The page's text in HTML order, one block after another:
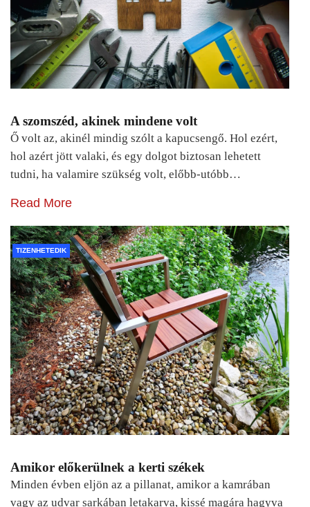
A szomszéd, akinek mindene volt
Ő volt az, akinél mindig szólt a kapucsengő. Hol ezért,
hol azért jött valaki, és egy dolgot biztosan lehetett
tudni, ha valamire szükség volt, előbb-utóbb…
Read More
TIZENHETEDIK
Amikor előkerülnek a kerti székek
Minden évben eljön az a pillanat, amikor a kamrában
vagy az udvar sarkában letakarva, kissé magára hagyva